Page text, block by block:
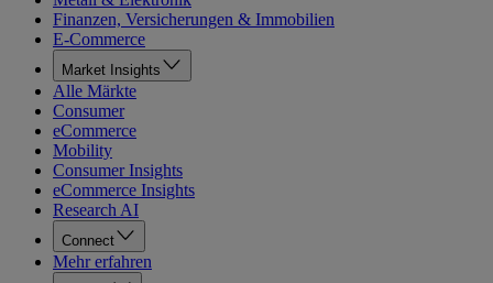
Finanzen, Versicherungen & Immobilien
E-Commerce
Market Insights
Alle Märkte
Consumer
eCommerce
Mobility
Consumer Insights
eCommerce Insights
Research AI
Connect
Mehr erfahren